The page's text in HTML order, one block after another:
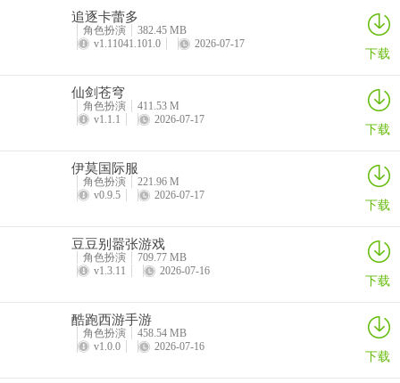
6、遵循求生指南的生存技巧，按任务指引前往地铁站完成探索后撤
生存33天最强阵容
机甲战士 + 爱达 + 熊猫大师 + 厨神
大师提供高额输出，厨神则以奶妈身份保障团队续航，适合大多数战
斗场景，新手玩家也能快速上手。
忍术大师 + 哥谭骑士 + 飞龙骑士 + 雅典娜
追逐卡蕾多
角色扮演
382.45 MB
v1.11041.101.0
2026-07-17 下载
仙剑苍穹
角色扮演
411.53 M
v1.1.1
2026-07-17 下载
伊莫国际服
角色扮演
221.96 M
v0.9.5
2026-07-17 下载
豆豆别嚣张游戏
角色扮演
709.77 MB
v1.3.11
2026-07-16 下载
酷跑西游手游
角色扮演
458.54 MB
v1.0.0
2026-07-16 下载